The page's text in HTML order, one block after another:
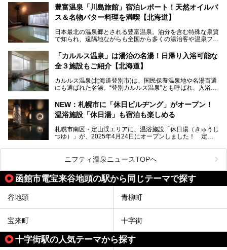
───
提供元：株式会社バルクオム【PR】
この記事は株式会社バルクオム商品のPR記事です。
に特効があると言われ、遠隔地ながらも全国から湯治・療養
目的で多くの人々が訪れます。
地体験し、独自の視点で豊富温泉の“天然オイルバス”をレポ
ート。温泉地概要や日帰り入浴施設をはじめ、宿泊施設・ア
豊富温泉「川島旅館」宿泊レポート！天然オイルバ
ス＆名物バター料理を満喫【北海道】
日本最北の温泉郷とされる豊富温泉。油分を含む特殊な泉質
で知られ、遠隔地ながらも全国から多くの湯治客や温泉ファ
「川島旅館」は、豊富温泉の開湯当初から営業する老舗旅
館。とりわけ温泉の良さと名物のバター料理に定評があり、
の温泉や料理をはじめ、パブリックスペース・客室など宿の
全貌を徹底的にご紹介します！
「カルルス温泉」は湯治の名湯！日帰り入浴可能な
全３施設もご紹介【北海道】
カルルス温泉(北海道登別市)は、国民保養温泉地や名湯百選
にも選ばれた名湯。“登別カルルス温泉”とも呼ばれ、入浴剤
豊かな登別温泉とは対照的な存在で、今も湯治場的な要素が
残る閑静な温泉地です。
地体験し、カルルス温泉をご紹介。温泉地の概要や泉質解説
をはじめ、日帰り入浴可能な全３施設の紹介・周辺観光・ア
NEW：札幌市に「休日ビルヂング」がオープン！
温浴施設「休日湯」も宿泊も楽しめる
札幌市南区・定山渓エリアに、温浴施設「休日湯（きゅうじ
つゆ）」が、2025年4月24日にオープンしました！ 定山
この施設は、温泉・サウナの「休日湯」・ラウンジの「THE
LOUNGE DAYOF」・グルメ「休日洋麺店」・ホテル「エク
スクラメーションホテル」で構成された、まさに大人の癒し
空間。
今回は、そんな「休日ビルヂング」の魅力を5つのポイント
ニフティ温泉ニュースTOPへ
函館市電宝来谷地頭の駅から同じテーマで探す
谷地頭 青柳町
宝来町 十字街
十字街駅の人気テーマから探す